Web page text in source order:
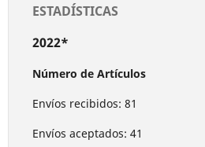
ESTADÍSTICAS
2022*
Número de Artículos
Envíos recibidos: 81
Envíos aceptados: 41